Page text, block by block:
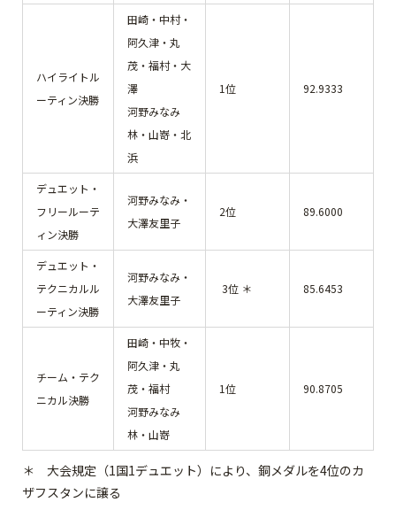
ハイライトル
ーティン決勝
田崎・中村・
阿久津・丸
茂・福村・大
澤
河野みなみ
林・山嵜・北
浜
1位 92.9333
デュエット・
フリールーテ
ィン決勝
河野みなみ・
大澤友里子
2位 89.6000
デュエット・
テクニカルル
ーティン決勝
河野みなみ・
大澤友里子
3位 ＊ 85.6453
チーム・テク
ニカル決勝
田崎・中牧・
阿久津・丸
茂・福村
河野みなみ
林・山嵜
1位 90.8705
＊ 大会規定（1国1デュエット）により、銅メダルを4位のカ
ザフスタンに譲る